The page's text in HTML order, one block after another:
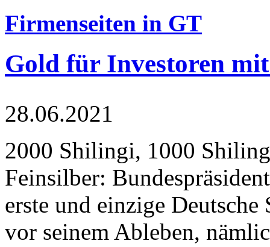
Firmenseiten in GT
Gold für Investoren
28.06.2021
2000 Shilingi, 1000
Feinsilber:
erste und einzige Deutsche
vor seinem Ableben,